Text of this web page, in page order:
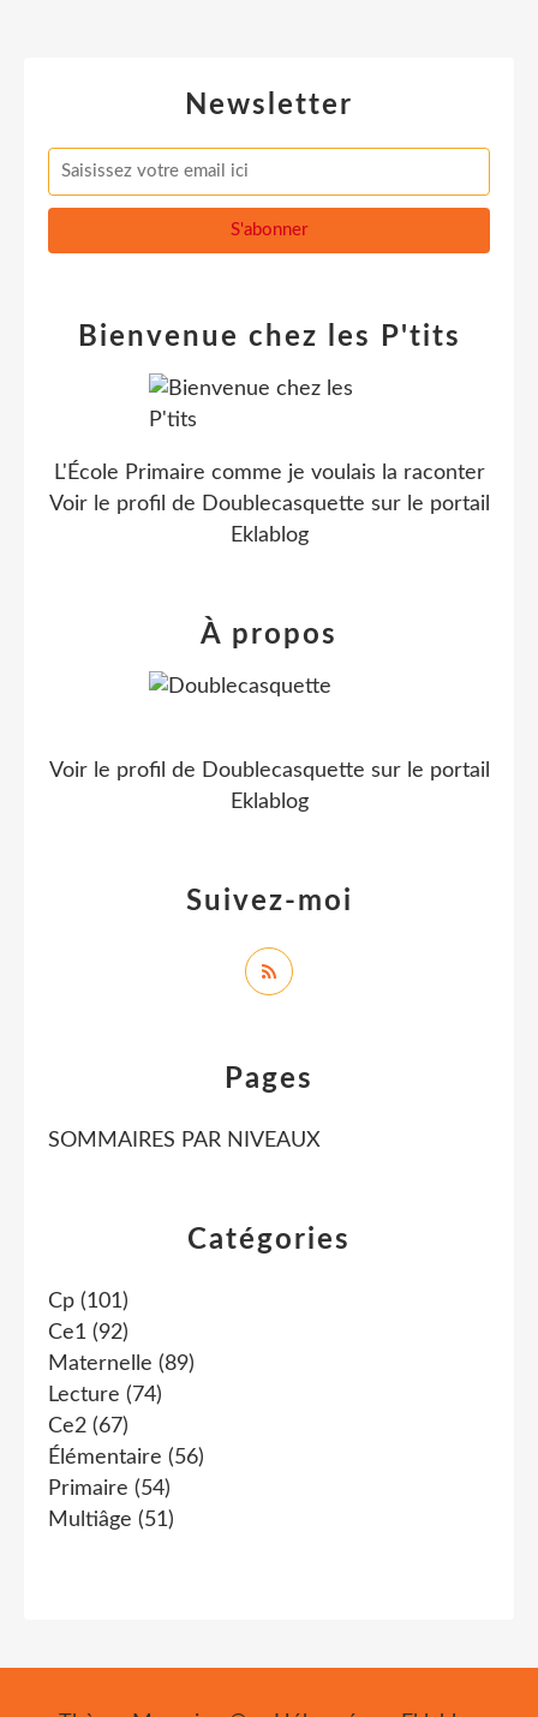
Newsletter
Catégories
Cp (101)
Ce1 (92)
Maternelle (89)
Lecture (74)
Ce2 (67)
Élémentaire (56)
Primaire (54)
Multiâge (51)
Pages
SOMMAIRES PAR NIVEAUX
Bienvenue chez les P'tits
L'École Primaire comme je voulais la raconter
Voir le profil de Doublecasquette sur le portail
Eklablog
Suivez-moi
À propos
Voir le profil de Doublecasquette sur le portail
Eklablog